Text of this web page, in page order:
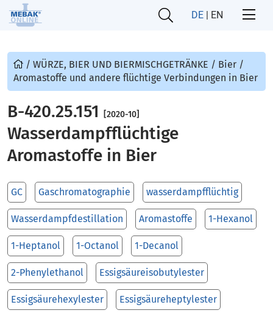
DE | EN
/ WÜRZE, BIER UND BIERMISCHGETRÄNKE / Bier /
Aromastoffe und andere flüchtige Verbindungen in Bier
B-420.25.151 [2020-10]
Wasserdampfflüchtige
Aromastoffe in Bier
GC Gaschromatographie wasserdampfflüchtig
Wasserdampfdestillation Aromastoffe 1-Hexanol
1-Heptanol 1-Octanol 1-Decanol
2-Phenylethanol Essigsäureisobutylester
Essigsäurehexylester Essigsäureheptylester